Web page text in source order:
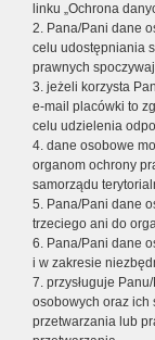
linku „Ochrona
2. Pana/Pani dane
celu udostępniania
prawnych
3. jeżeli korzysta
e-mail placówki to
celu udzielenia
4. dane osobowe
organom ochrony
samorządu
5. Pana/Pani dane
trzeciego ani do
6. Pana/Pani dane
i w zakresie
7. przysługuje
osobowych oraz ich
przetwarzania lub